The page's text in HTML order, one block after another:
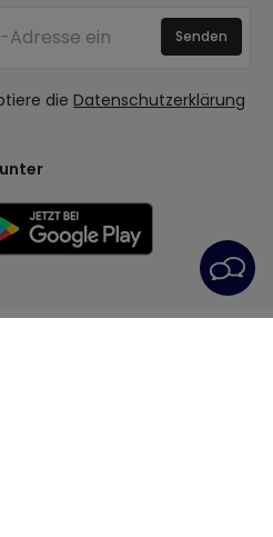
die Datenschutzerklärung
Senden